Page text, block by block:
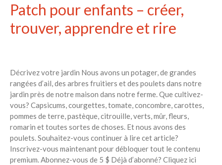
Patch pour enfants – créer,
trouver, apprendre et rire
Décrivez votre jardin Nous avons un potager, de grandes
rangées d’ail, des arbres fruitiers et des poulets dans notre
jardin près de notre maison dans notre ferme. Que cultivez-
vous? Capsicums, courgettes, tomate, concombre, carottes,
pommes de terre, pastèque, citrouille, verts, mûr, fleurs,
romarin et toutes sortes de choses. Et nous avons des
poulets. Souhaitez-vous continuer à lire cet article?
Inscrivez-vous maintenant pour débloquer tout le contenu
premium. Abonnez-vous de 5 $ Déjà d’abonné? Cliquez ici